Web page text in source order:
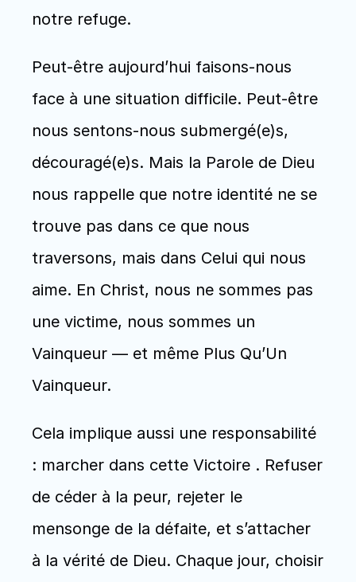
notre refuge.
Peut-être aujourd’hui faisons-nous
face à une situation difficile. Peut-être
nous sentons-nous submergé(e)s,
découragé(e)s. Mais la Parole de Dieu
nous rappelle que notre identité ne se
trouve pas dans ce que nous
traversons, mais dans Celui qui nous
aime. En Christ, nous ne sommes pas
une victime, nous sommes un
Vainqueur — et même Plus Qu’Un
Vainqueur.
Cela implique aussi une responsabilité
: marcher dans cette Victoire . Refuser
de céder à la peur, rejeter le
mensonge de la défaite, et s’attacher
à la vérité de Dieu. Chaque jour, choisir